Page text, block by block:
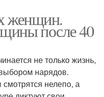
женщин.
после 40
не только жизнь,
нарядов.
нелепо, а